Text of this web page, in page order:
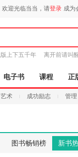
欢迎光临当当，请登录 成为
上下五千年 离开前请叫
电子书 课程 正
艺术 成功励志 管理
图书畅销榜 新书